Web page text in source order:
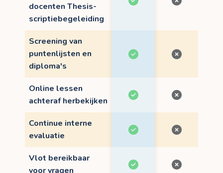
docenten Thesis-
scriptiebegeleiding
Screening van
puntenlijsten en
diploma's
Online lessen
achteraf herbekijken
Continue interne
evaluatie
Vlot bereikbaar
voor vragen